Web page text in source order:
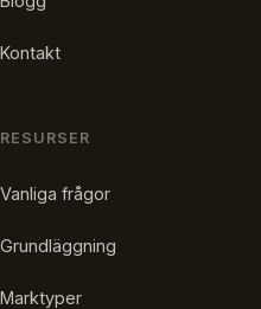
Kontakt
RESURSER
Vanliga frågor
Grundläggning
Marktyper